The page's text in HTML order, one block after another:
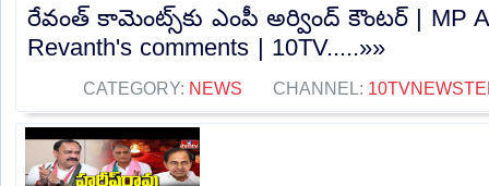
రేవంత్ కామెంట్స్‌కు ఎంపీ అర్వింద్ కౌంటర్ | MP
Revanth's comments | 10TV.....»»
CATEGORY: NEWS CHANNEL: